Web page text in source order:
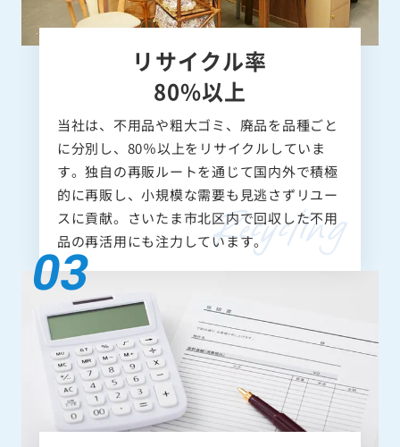
リサイクル率
80%以上
当社は、不用品や粗大ゴミ、廃品を品種ごと
に分別し、80％以上をリサイクルしていま
す。独自の再販ルートを通じて国内外で積極
的に再販し、小規模な需要も見逃さずリユー
スに貢献。さいたま市北区内で回収した不用
品の再活用にも注力しています。